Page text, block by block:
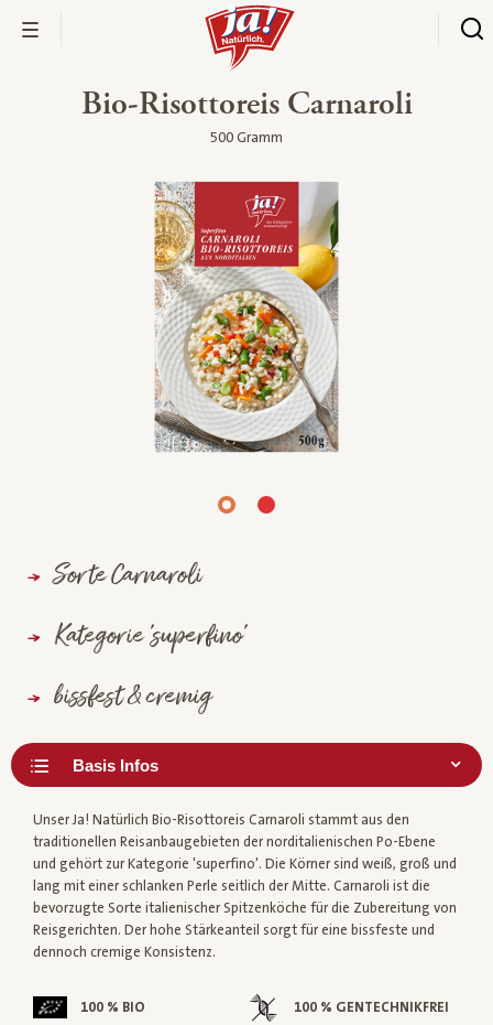
Bio-Risottoreis Carnaroli
500 Gramm
Sorte Carnaroli
Kategorie 'superfino'
bissfest & cremig
Unser Ja! Natürlich Bio-Risottoreis Carnaroli stammt aus den
traditionellen Reisanbaugebieten der norditalienischen Po-Ebene
und gehört zur Kategorie 'superfino'. Die Körner sind weiß, groß und
lang mit einer schlanken Perle seitlich der Mitte. Carnaroli ist die
bevorzugte Sorte italienischer Spitzenköche für die Zubereitung von
Reisgerichten. Der hohe Stärkeanteil sorgt für eine bissfeste und
dennoch cremige Konsistenz.
100 % BIO 100 % GENTECHNIKFREI